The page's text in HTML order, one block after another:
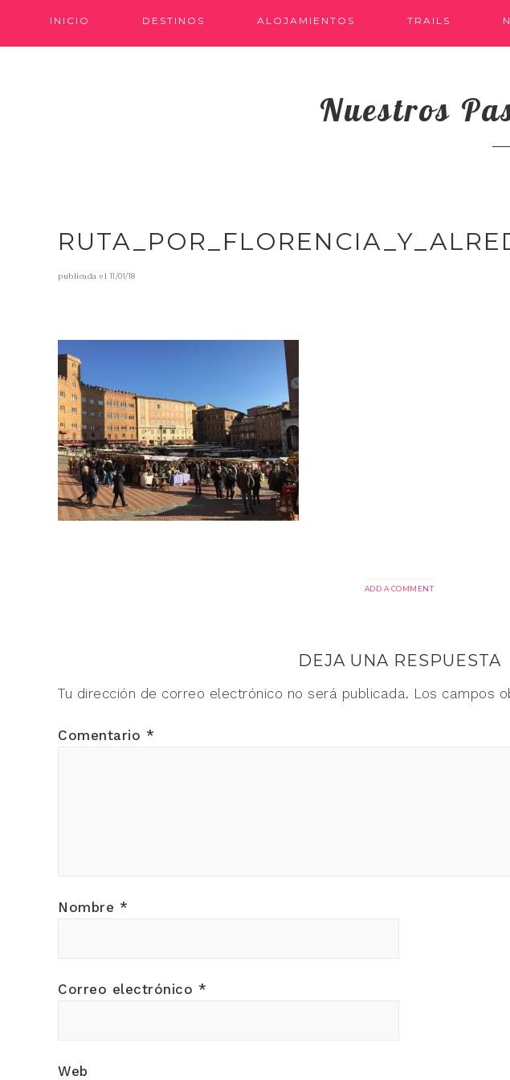
INICIO DESTINOS ALOJAMIENTOS TRAILS
Nuestros
publicada el11/01/18
ADD A COMMENT
DEJA UNA RESPUESTA
Tu dirección de correo electrónico no será publicada. Los campos
Comentario *
Nombre *
Correo electrónico *
Web